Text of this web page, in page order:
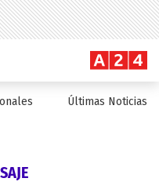
Últimas Noticias